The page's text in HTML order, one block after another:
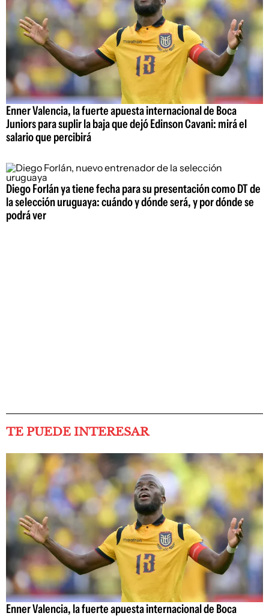
Enner Valencia, la fuerte apuesta internacional de Boca
Juniors para suplir la baja que dejó Edinson Cavani: mirá el
salario que percibirá
Diego Forlán ya tiene fecha para su presentación como DT de
la selección uruguaya: cuándo y dónde será, y por dónde se
podrá ver
TE PUEDE INTERESAR
Enner Valencia, la fuerte apuesta internacional de Boca